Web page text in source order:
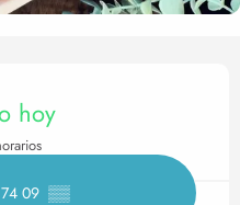
de
hoy
09 ▒▒